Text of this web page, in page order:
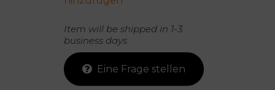
Item will be shipped in 1-3
business days
Eine Frage stellen